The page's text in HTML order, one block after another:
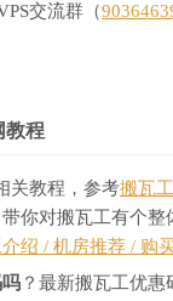
交流群（
教程
关教程，参考搬瓦
带你对搬瓦工有个整
绍 / 机房推荐 / 购
？最新搬瓦工优惠